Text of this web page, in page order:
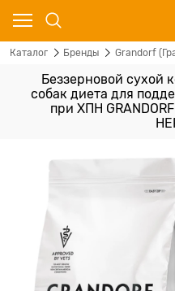
Каталог Бренды Grandorf
Беззерновой сухой
собак диета для
при ХПН